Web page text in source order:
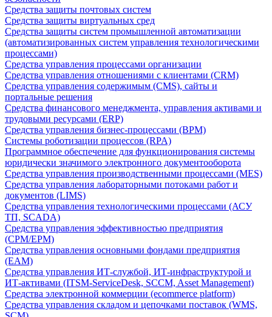
Средства защиты почтовых систем
Средства защиты виртуальных сред
Средства защиты систем промышленной автоматизации
(автоматизированных систем управления технологическими
процессами)
Средства управления процессами организации
Средства управления отношениями с клиентами (CRM)
Средства управления содержимым (CMS), сайты и
портальные решения
Средства финансового менеджмента, управления активами и
трудовыми ресурсами (ERP)
Средства управления бизнес-процессами (BPM)
Системы роботизации процессов (RPA)
Программное обеспечение для функционирования системы
юридически значимого электронного документооборота
Средства управления производственными процессами (MES)
Средства управления лабораторными потоками работ и
документов (LIMS)
Средства управления технологическими процессами (АСУ
ТП, SCADA)
Средства управления эффективностью предприятия
(CPM/EPM)
Средства управления основными фондами предприятия
(EAM)
Средства управления ИТ-службой, ИТ-инфраструктурой и
ИТ-активами (ITSM-ServiceDesk, SCCM, Asset Management)
Средства электронной коммерции (ecommerce platform)
Средства управления складом и цепочками поставок (WMS,